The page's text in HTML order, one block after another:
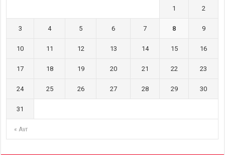
« Avr
1 2
3 4 5 6 7 8 9
10 11 12 13 14 15 16
17 18 19 20 21 22 23
24 25 26 27 28 29 30
31